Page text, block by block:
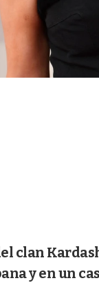
clan
y en un